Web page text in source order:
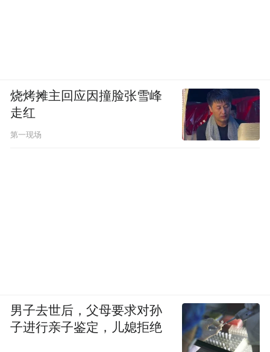
烧烤摊主回应因撞脸张雪峰
走红
第一现场
男子去世后，父母要求对孙
子进行亲子鉴定，儿媳拒绝